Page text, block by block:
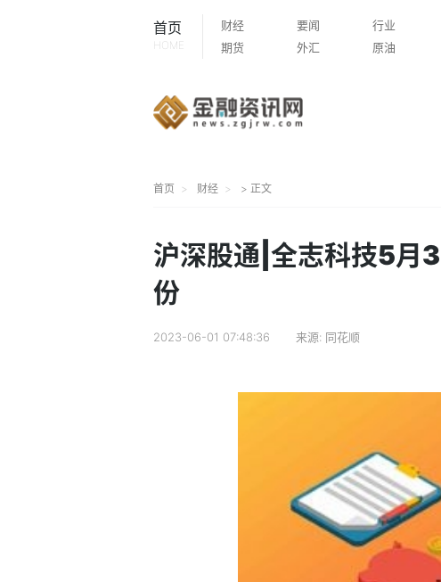
首页
HOME
财经 要闻 行业
期货
外汇 原油
首页 财经 > 正文
沪深股通|全志科技5月
份
2023-06-01 07:48:36 来源: 同花顺